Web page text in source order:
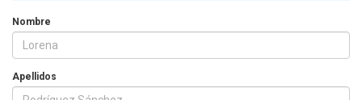
Nombre
Apellidos